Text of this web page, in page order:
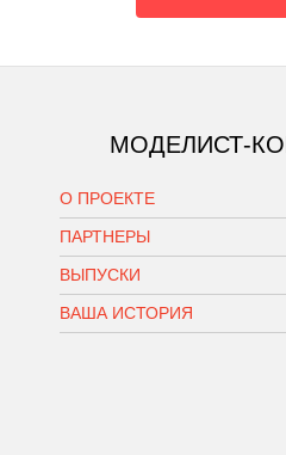
МОДЕЛИСТ-
О ПРОЕКТЕ
ПАРТНЕРЫ
ВЫПУСКИ
ВАША ИСТОРИЯ